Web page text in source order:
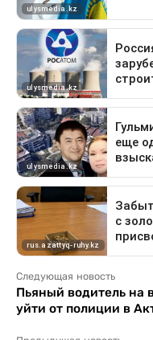
Следующая новость
Пьяный водитель на
уйти от полиции в